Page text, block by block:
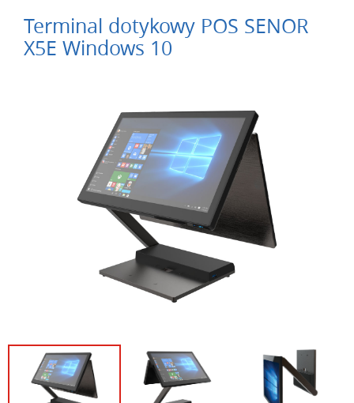
Terminal dotykowy POS SENOR
X5E Windows 10